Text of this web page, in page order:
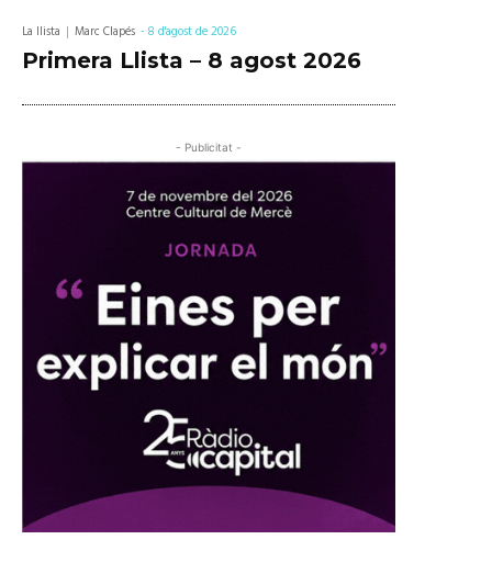
La llista Marc Clapés -8 d'agost de 2026
Primera Llista – 8 agost 2026
- Publicitat -